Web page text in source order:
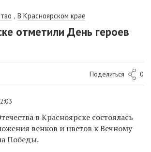
, В Красноярском крае
отметили День героев
Поделиться 0
в Красноярске состоялась
венков и цветов к Вечному
Победы.